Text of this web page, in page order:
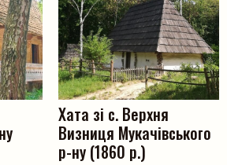
Хата зі с. Верхня
Визниця Мукачівського
р-ну (1860 р.)